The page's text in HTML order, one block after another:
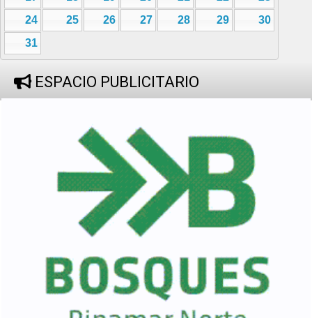
24
25 26 27 28 29
30
31
ESPACIO PUBLICITARIO